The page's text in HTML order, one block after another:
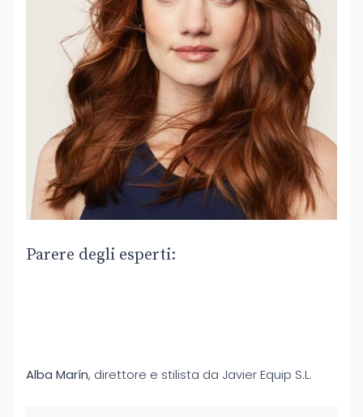
Parere degli esperti:
Alba Marín, direttore e stilista da Javier Equip S.L.